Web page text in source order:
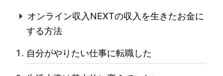
オンライン収入NEXTの収入を生きたお金に
する方法
自分がやりたい仕事に転職した